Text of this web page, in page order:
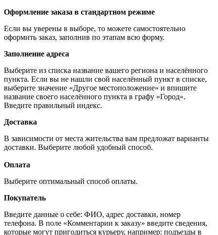
Оформление заказа в стандартном режиме
Если вы уверены в выборе, то можете самостоятельно
оформить заказ, заполнив по этапам всю форму.
Заполнение адреса
Выберите из списка название вашего региона и населённого
пункта. Если вы не нашли свой населённый пункт в списке,
выберите значение «Другое местоположение» и впишите
название своего населённого пункта в графу «Город».
Введите правильный индекс.
Доставка
В зависимости от места жительства вам предложат варианты
доставки. Выберите любой удобный способ.
Оплата
Выберите оптимальный способ оплаты.
Покупатель
Введите данные о себе: ФИО, адрес доставки, номер
телефона. В поле «Комментарии к заказу» введите сведения,
которые могут пригодиться курьеру, например: подъезды в